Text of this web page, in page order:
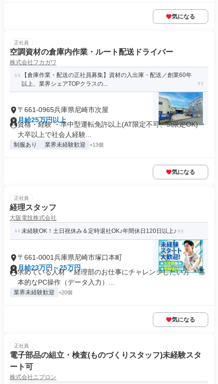
気になる
正社員
空調資材の倉庫内作業・ルート配送ドライバー
株式会社フカガワ
【倉庫作業・配送の正社員募集】資材の入出庫・配送／創業60年
以上、業界シェアTOPクラスの...
〒661-0965兵庫県尼崎市次屋
月給25万円以上
資格・経験 ・準中型運転免許以上(AT限定不可、5t限定OK) ・
大卒以上で社会人経験...
制服あり 業界未経験歓迎 +13個
気になる
正社員
経理スタッフ
大阪電技株式会社
未経験OK！土日祝休み＆定時退社OK♪年間休日120日以上♪
〒661-0001兵庫県尼崎市塚口本町
月給23万円～25万円
求めている人材 ＊経理部のお仕事にチャレンジしたい方 ＊基
本的なPC操作（データ入力）...
業界未経験歓迎 +20個
気になる
正社員
電子部品の組立・検査(ものづくりスタッフ)未経験スタ
ート可
株式会社ニプロン